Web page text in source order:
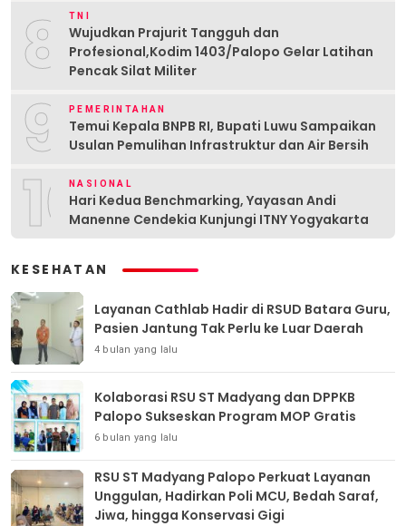
8 TNI
Wujudkan Prajurit Tangguh dan
Profesional,Kodim 1403/Palopo Gelar Latihan
Pencak Silat Militer
9 PEMERINTAHAN
Temui Kepala BNPB RI, Bupati Luwu Sampaikan
Usulan Pemulihan Infrastruktur dan Air Bersih
10NASIONAL
Hari Kedua Benchmarking, Yayasan Andi
Manenne Cendekia Kunjungi ITNY Yogyakarta
KESEHATAN
Layanan Cathlab Hadir di RSUD Batara Guru,
Pasien Jantung Tak Perlu ke Luar Daerah
4 bulan yang lalu
Kolaborasi RSU ST Madyang dan DPPKB
Palopo Sukseskan Program MOP Gratis
6 bulan yang lalu
RSU ST Madyang Palopo Perkuat Layanan
Unggulan, Hadirkan Poli MCU, Bedah Saraf,
Jiwa, hingga Konservasi Gigi